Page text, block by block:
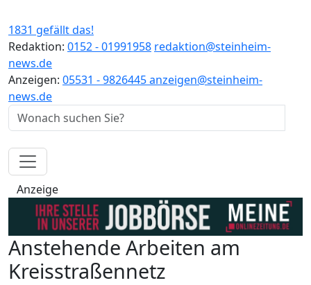
1831 gefällt das!
Redaktion: 0152 - 01991958 redaktion@steinheim-
news.de
Anzeigen: 05531 - 9826445anzeigen@steinheim-
news.de
Anzeige
Anstehende Arbeiten am
Kreisstraßennetz